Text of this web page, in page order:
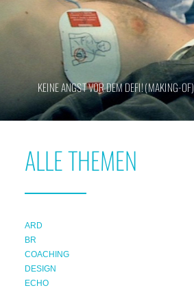
KEINE ANGST VOR DEM DEFI! (MAKING-OF)
ALLE THEMEN
ARD
BR
COACHING
DESIGN
ECHO